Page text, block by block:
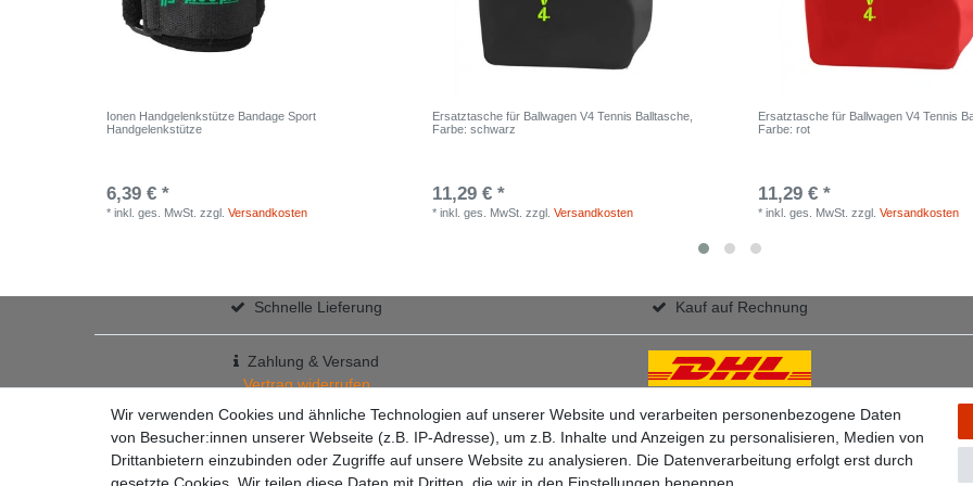
Ionen Handgelenkstütze Bandage Sport
Handgelenkstütze
6,39 € *
*inkl. ges. MwSt. zzgl.Versandkosten
Ersatztasche für Ballwagen V4 Tennis Balltasche
Farbe: schwarz
11,29 € *
*inkl. ges. MwSt. zzgl.Versandkosten
Ersatztasche für Ballwagen V4 Tennis
Farbe: rot
11,29 € *
*inkl. ges. MwSt. zzgl.Versandkosten
Schnelle Lieferung Kauf auf Rechnung
Zahlung & Versand
Vertrag widerrufen
+49 7363 9200301
✉info@racketzone.de
Wir verwenden Cookies und ähnliche Technologien auf unserer Website und verarbeiten personenbezogene Daten
von Besucher:innen unserer Webseite (z.B. IP-Adresse), um z.B. Inhalte und Anzeigen zu personalisieren, Medien von
Drittanbietern einzubinden oder Zugriffe auf unsere Website zu analysieren. Die Datenverarbeitung erfolgt erst durch